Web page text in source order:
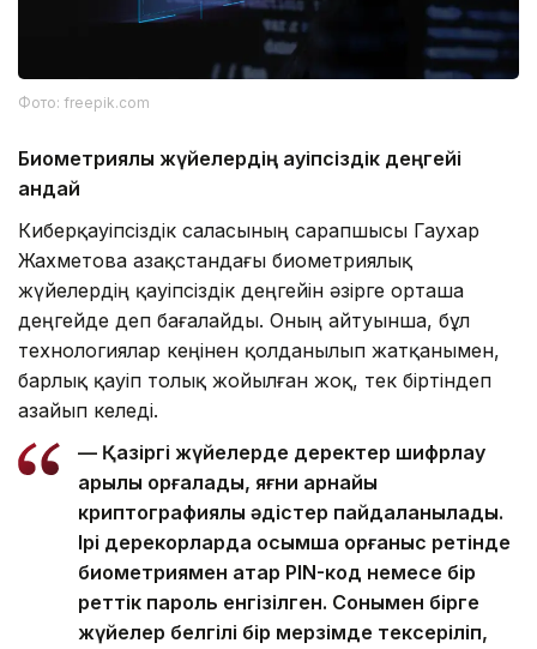
Фото: freepik.com
Биометриялық жүйелердің қауіпсіздік деңгейі
қандай
Киберқауіпсіздік саласының сарапшысы Гаухар
Жахметова Қазақстандағы биометриялық
жүйелердің қауіпсіздік деңгейін әзірге орташа
деңгейде деп бағалайды. Оның айтуынша, бұл
технологиялар кеңінен қолданылып жатқанымен,
барлық қауіп толық жойылған жоқ, тек біртіндеп
азайып келеді.
— Қазіргі жүйелерде деректер шифрлау
арқылы қорғалады, яғни арнайы
криптографиялық әдістер пайдаланылады.
Ірі дерекқорларда қосымша қорғаныс ретінде
биометриямен қатар PIN-код немесе бір
реттік пароль енгізілген. Сонымен бірге
жүйелер белгілі бір мерзімде тексеріліп,